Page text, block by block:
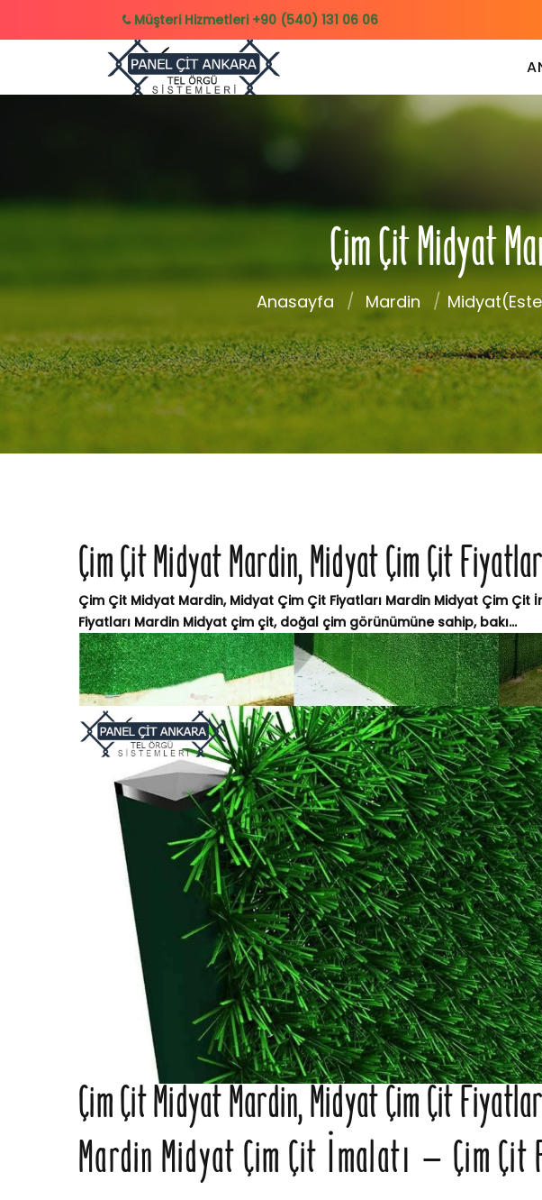
Müşteri Hizmetleri +90 (540) 131 06 06
Çim Çit Midyat
Anasayfa Mardin
Çim Çit Midyat Mardin, Midyat Çim Çit
Çim Çit Midyat Mardin, Midyat Çim Çit Fiyatları Mardin Midyat Çim Çit
Fiyatları Mardin Midyat çim çit, doğal çim görünümüne sahip, bakı...
Çim Çit Midyat Mardin, Midyat Çim Çit
Mardin Midyat Çim Çit İmalatı – Çim Çit